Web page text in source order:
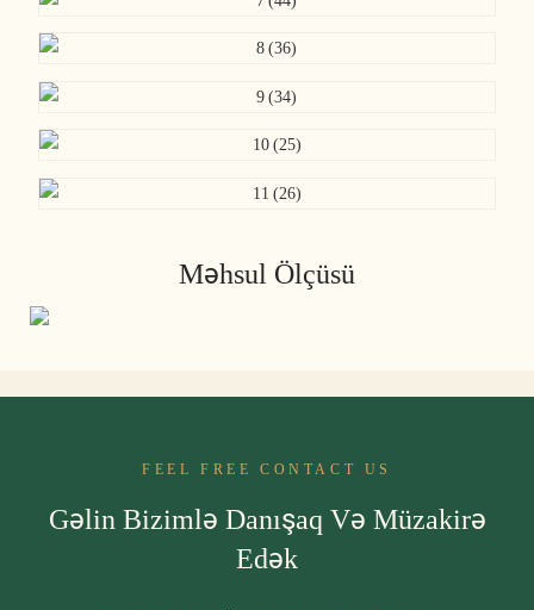
Məhsul Ölçüsü
FEEL FREE CONTACT US
Gəlin Bizimlə Danışaq Və Müzakirə
Edək